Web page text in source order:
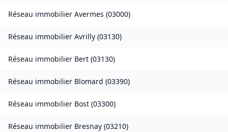
Réseau immobilier Avermes (03000)
Réseau immobilier Avrilly (03130)
Réseau immobilier Bert (03130)
Réseau immobilier Blomard (03390)
Réseau immobilier Bost (03300)
Réseau immobilier Bresnay (03210)